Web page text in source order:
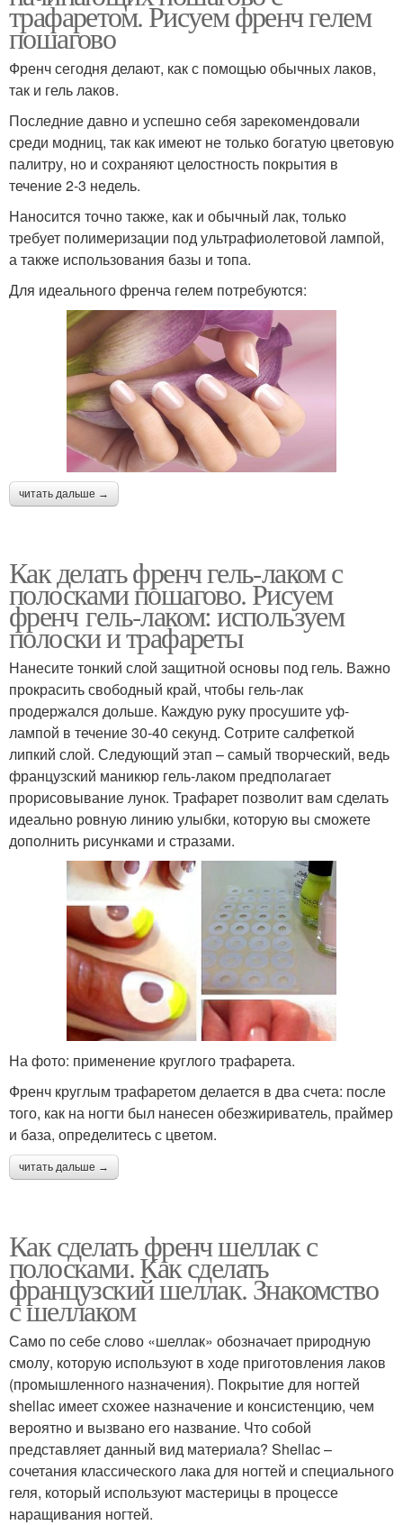
трафаретом. Рисуем френч гелем
пошагово
Френч сегодня делают, как с помощью обычных лаков,
так и гель лаков.
Последние давно и успешно себя зарекомендовали
среди модниц, так как имеют не только богатую цветовую
палитру, но и сохраняют целостность покрытия в
течение 2-3 недель.
Наносится точно также, как и обычный лак, только
требует полимеризации под ультрафиолетовой лампой,
а также использования базы и топа.
Для идеального френча гелем потребуются:
читать дальше →
Как делать френч гель-лаком с
полосками пошагово. Рисуем
френч гель-лаком: используем
полоски и трафареты
Нанесите тонкий слой защитной основы под гель. Важно
прокрасить свободный край, чтобы гель-лак
продержался дольше. Каждую руку просушите уф-
лампой в течение 30-40 секунд. Сотрите салфеткой
липкий слой. Следующий этап – самый творческий, ведь
французский маникюр гель-лаком предполагает
прорисовывание лунок. Трафарет позволит вам сделать
идеально ровную линию улыбки, которую вы сможете
дополнить рисунками и стразами.
На фото: применение круглого трафарета.
Френч круглым трафаретом делается в два счета: после
того, как на ногти был нанесен обезжириватель, праймер
и база, определитесь с цветом.
читать дальше →
Как сделать френч шеллак с
полосками. Как сделать
французский шеллак. Знакомство
с шеллаком
Само по себе слово «шеллак» обозначает природную
смолу, которую используют в ходе приготовления лаков
(промышленного назначения). Покрытие для ногтей
shellac имеет схожее назначение и консистенцию, чем
вероятно и вызвано его название. Что собой
представляет данный вид материала? Shellac –
сочетания классического лака для ногтей и специального
геля, который используют мастерицы в процессе
наращивания ногтей.